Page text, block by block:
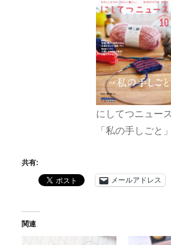
にしてつニュース
「私の手しごと」
共有:
メールアドレス
関連